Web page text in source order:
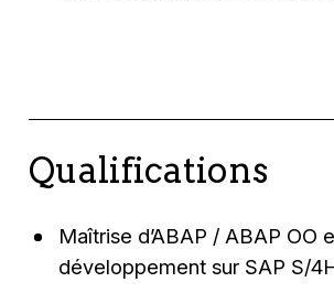
Qualifications
Maîtrise d’ABAP / ABAP OO
développement sur SAP S/